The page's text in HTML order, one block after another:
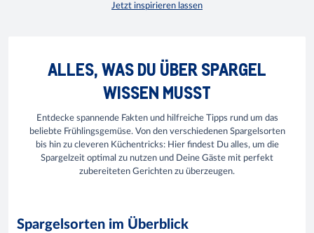
Jetzt inspirieren lassen
ALLES, WAS DU ÜBER SPARGEL
WISSEN MUSST
Entdecke spannende Fakten und hilfreiche Tipps rund um das
beliebte Frühlingsgemüse. Von den verschiedenen Spargelsorten
bis hin zu cleveren Küchentricks: Hier findest Du alles, um die
Spargelzeit optimal zu nutzen und Deine Gäste mit perfekt
zubereiteten Gerichten zu überzeugen.
Spargelsorten im Überblick